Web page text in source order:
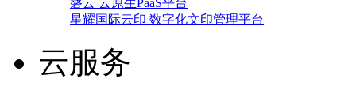
磐云 云原生PaaS平台
星耀国际云印 数字化文印管理平台
云服务